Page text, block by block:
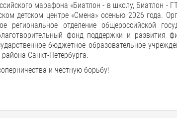
марафона «Биатлон - в школу, Биатлон -
детском центре «Смена» осенью 2026 года.
региональное отделение общероссийской
фонд поддержки и развития
бюджетное образовательное
Санкт-Петербурга.
и честную борьбу!